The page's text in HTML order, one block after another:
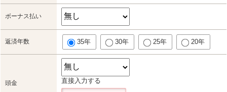
ボーナス払い
返済年数 35年 30年 25年 20年
頭金 直接入力する